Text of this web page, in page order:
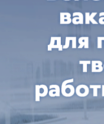
«Сезон
краснодарцы
топливом
Краснодарцы